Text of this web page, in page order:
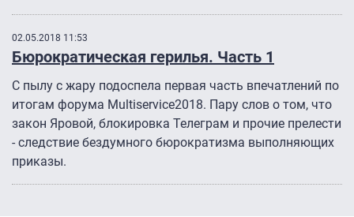
02.05.2018 11:53
Бюрократическая герилья. Часть 1
С пылу с жару подоспела первая часть впечатлений по
итогам форума Multiservice2018. Пару слов о том, что
закон Яровой, блокировка Телеграм и прочие прелести
- следствие бездумного бюрократизма выполняющих
приказы.